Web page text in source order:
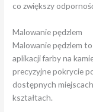
co zwiększy
Malowanie pędzlem
Malowanie pędzlem
aplikacji farby na
precyzyjne pokrycie
dostępnych
kształtach.